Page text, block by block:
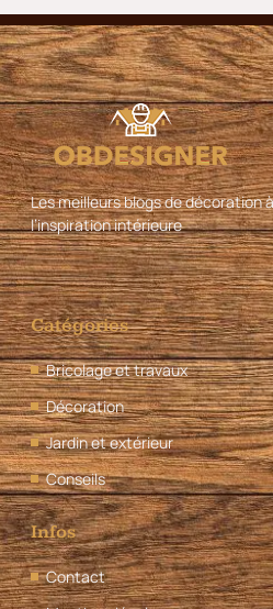
Les meilleurs blogs de décoration
l’inspiration intérieure
Catégories
Bricolage et travaux
Décoration
Jardin et extérieur
Conseils
Infos
Contact